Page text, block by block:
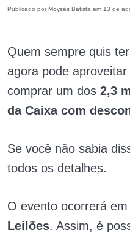
Publicado por Moysés Batista em 13 de
Quem sempre quis
agora pode
comprar um dos 2,3
da Caixa com
Se você não sabia
todos os detalhes.
O evento ocorrerá
Leilões. Assim, é